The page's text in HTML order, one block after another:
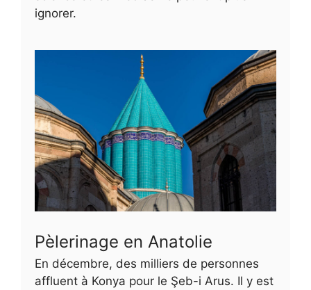
ignorer.
Pèlerinage en Anatolie
En décembre, des milliers de personnes
affluent à Konya pour le Şeb-i Arus. Il y est